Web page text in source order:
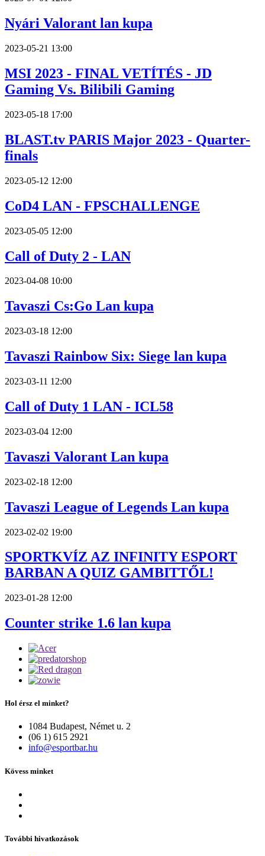
Nyári Valorant lan kupa
2023-05-21 13:00
MSI 2023 - FINAL VETÍTÉS - JD
Gaming Vs. Bilibili Gaming
2023-05-18 17:00
BLAST.tv PARIS Major 2023 - Quarter-
finals
2023-05-12 12:00
CoD4 LAN - FPSCHALLENGE
2023-05-05 12:00
Call of Duty 2 - LAN
2023-04-08 10:00
Tavaszi Cs:Go Lan kupa
2023-03-18 12:00
Tavaszi Rainbow Six: Siege lan kupa
2023-03-11 12:00
Call of Duty 1 LAN - ICL58
2023-03-04 12:00
Tavaszi Valorant Lan kupa
2023-02-18 12:00
Tavaszi League of Legends Lan kupa
2023-02-02 19:00
SPORTKVÍZ AZ INFINITY ESPORT
BARBAN A QUIZ GAMBITTŐL!
2023-01-28 12:00
Counter strike 1.6 lan kupa
Hol érsz el minket?
1084 Budapest, Német u. 2
(06 1) 615 2921
info@esportbar.hu
Kövess minket
További hivatkozások